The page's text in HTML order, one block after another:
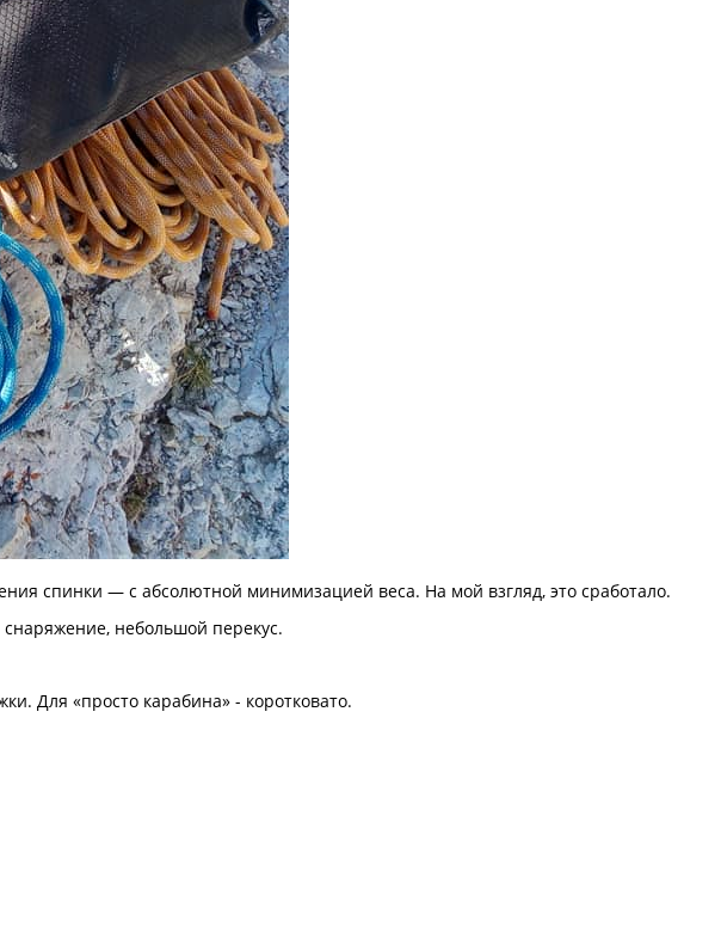
спинки — с абсолютной минимизацией веса. На мой взгляд, это сработало.
небольшой перекус.
Для «просто карабина» - коротковато.